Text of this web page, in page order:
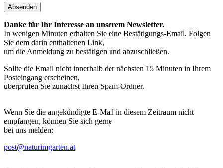
Absenden
Danke für Ihr Interesse an unserem Newsletter.
In wenigen Minuten erhalten Sie eine Bestätigungs-Email. Folgen
Sie dem darin enthaltenen Link,
um die Anmeldung zu bestätigen und abzuschließen.
Sollte die Email nicht innerhalb der nächsten 15 Minuten in Ihrem
Posteingang erscheinen,
überprüfen Sie zunächst Ihren Spam-Ordner.
Wenn Sie die angekündigte E-Mail in diesem Zeitraum nicht
empfangen, können Sie sich gerne
bei uns melden:
post@naturimgarten.at